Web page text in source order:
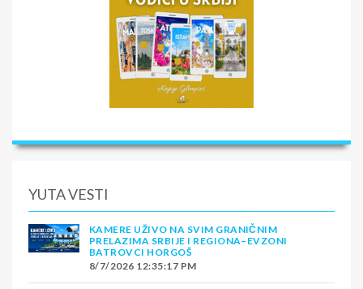
YUTA VESTI
KAMERE UŽIVO NA SVIM GRANIČNIM
PRELAZIMA SRBIJE I REGIONA–EVZONI
BATROVCI HORGOŠ
8/7/2026 12:35:17 PM